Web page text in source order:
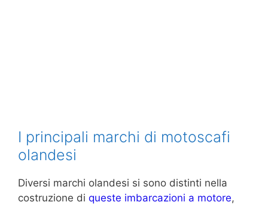
I principali marchi di motoscafi
olandesi
Diversi marchi olandesi si sono distinti nella
costruzione di queste imbarcazioni a motore,